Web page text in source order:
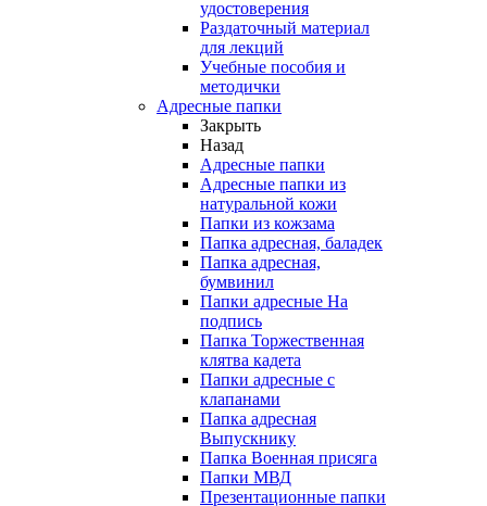
удостоверения
Раздаточный материал
для лекций
Учебные пособия и
методички
Адресные папки
Закрыть
Назад
Адресные папки
Адресные папки из
натуральной кожи
Папки из кожзама
Папка адресная, баладек
Папка адресная,
бумвинил
Папки адресные На
подпись
Папка Торжественная
клятва кадета
Папки адресные с
клапанами
Папка адресная
Выпускнику
Папка Военная присяга
Папки МВД
Презентационные папки